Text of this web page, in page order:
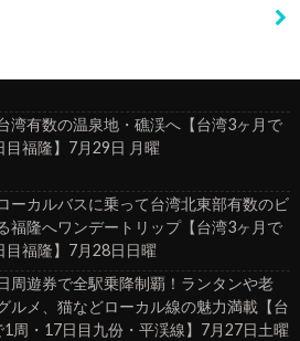
湾有数の温泉地・礁渓へ【台湾3ヶ月で
目福隆】7月29日 月曜
ーカルバスに乗って台湾北東部有数のビ
福隆へワンデートリップ【台湾3ヶ月で
目福隆】7月28日日曜
周遊券で全駅乗降制覇！ランタンや老
ルメ、猫などローカル線の魅力満載【台
1周・17日目九份・平渓線】7月27日土曜